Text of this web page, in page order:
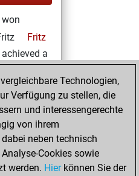
won
Fritz
achieved a
2021
account
Fritz
Technologien,
Verfügung zu stellen, die
und interessengerechte
von ihrem
neben technisch
Cookies sowie
werden. Hierkönnen Sie der